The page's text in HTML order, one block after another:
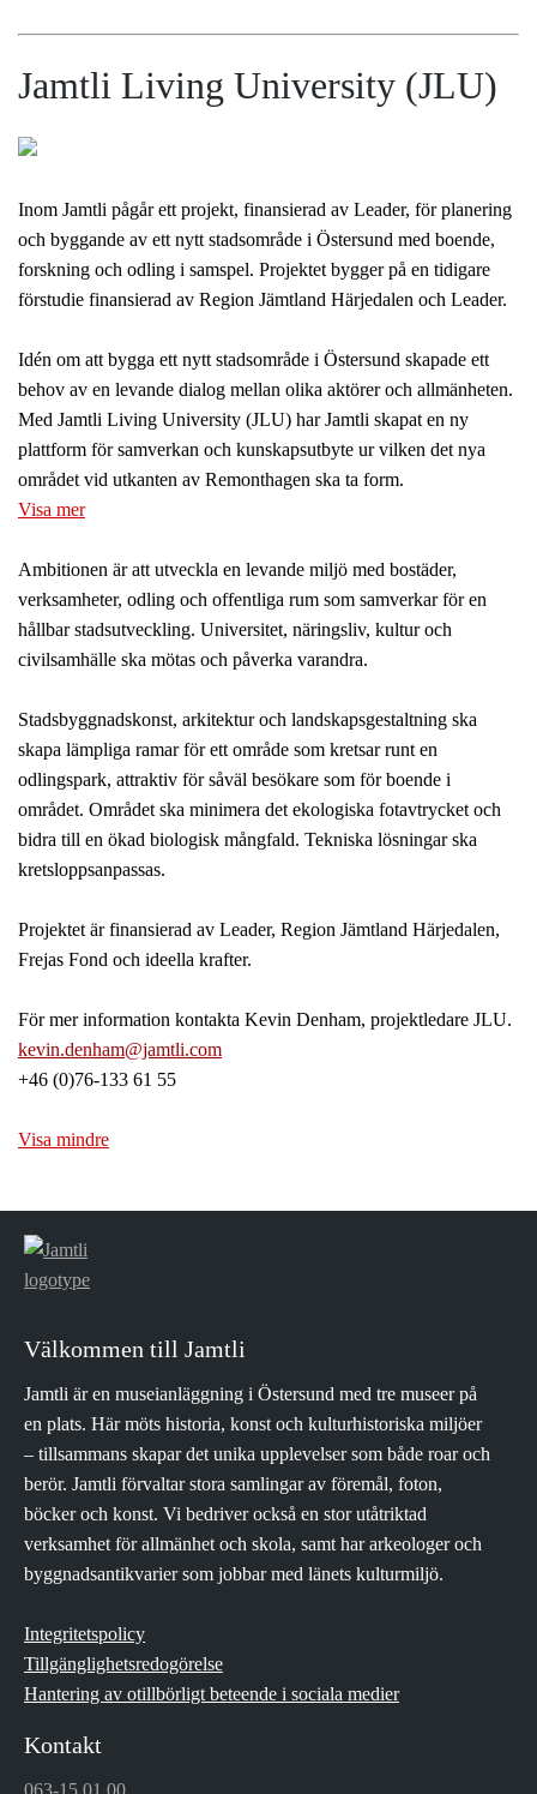
Jamtli Living University (JLU)
Inom Jamtli pågår ett projekt, finansierad av Leader, för planering
och byggande av ett nytt stadsområde i Östersund med boende,
forskning och odling i samspel. Projektet bygger på en tidigare
förstudie finansierad av Region Jämtland Härjedalen och Leader.
Idén om att bygga ett nytt stadsområde i Östersund skapade ett
behov av en levande dialog mellan olika aktörer och allmän­heten.
Med Jamtli Living University (JLU) har Jamtli skapat en ny
plattform för samverkan och kunskapsutbyte ur vilken det nya
området vid utkanten av Remonthagen ska ta form.
Visa mer
Ambitionen är att utveckla en levande miljö med bostäder,
verksamheter, odling och offentliga rum som samverkar för en
håll­bar stadsutveckling. Universitet, näringsliv, kultur och
civilsamhälle ska mötas och påverka varandra.
Stadsbyggnadskonst, arkitektur och landskapsgestaltning ska
skapa lämpliga ramar för ett område som kretsar runt en
odlingspark, attraktiv för såväl besökare som för boende i
området. Området ska minimera det ekologiska fotav­trycket och
bidra till en ökad biologisk mångfald. Tekniska lösningar ska
kretsloppsanpassas.
Projektet är finansierad av Leader, Region Jämtland Härjedalen,
Frejas Fond och ideella krafter.
För mer information kontakta Kevin Denham, projektledare JLU.
kevin.denham@jamtli.com
+46 (0)76-133 61 55
Visa mindre
Välkommen till Jamtli
Jamtli är en museianläggning i Östersund med tre museer på
en plats. Här möts historia, konst och kulturhistoriska miljöer
– tillsammans skapar det unika upplevelser som både roar och
berör. Jamtli förvaltar stora samlingar av föremål, foton,
böcker och konst. Vi bedriver också en stor utåtriktad
verksamhet för allmänhet och skola, samt har arkeologer och
byggnadsantikvarier som jobbar med länets kulturmiljö.
Integritetspolicy
Tillgänglighetsredogörelse
Hantering av otillbörligt beteende i sociala medier
Kontakt
063-15 01 00